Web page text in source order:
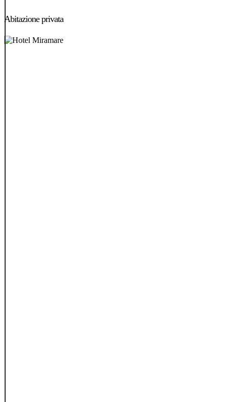
privata
Abitazione privata